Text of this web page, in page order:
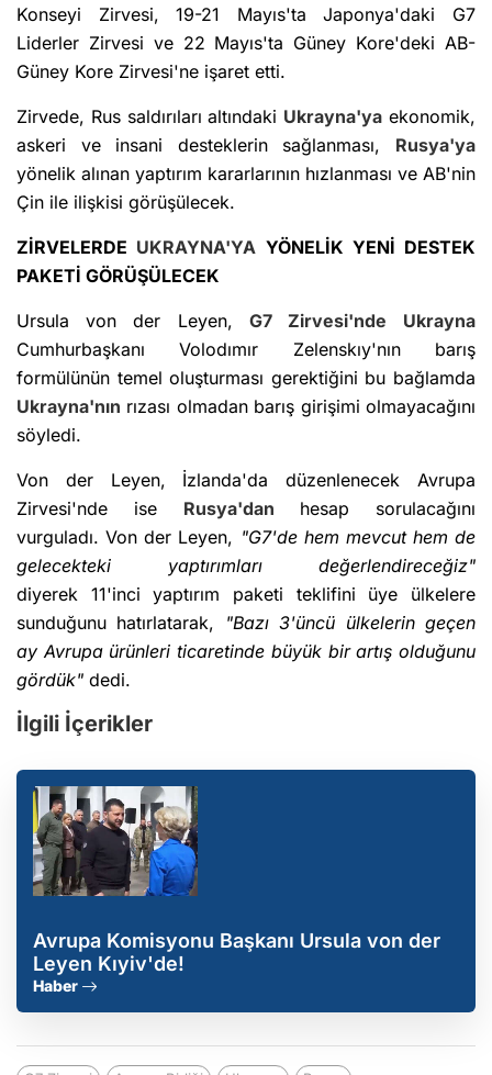
Konseyi Zirvesi, 19-21 Mayıs'ta Japonya'daki G7
Liderler Zirvesi ve 22 Mayıs'ta Güney Kore'deki AB-
Güney Kore Zirvesi'ne işaret etti.
Zirvede, Rus saldırıları altındaki Ukrayna'ya ekonomik,
askeri ve insani desteklerin sağlanması, Rusya'ya
yönelik alınan yaptırım kararlarının hızlanması ve AB'nin
Çin ile ilişkisi görüşülecek.
ZİRVELERDE UKRAYNA'YA YÖNELİK YENİ DESTEK
PAKETİ GÖRÜŞÜLECEK
Ursula von der Leyen, G7 Zirvesi'nde
Ukrayna
Cumhurbaşkanı Volodımır Zelenskıy'nın barış
formülünün temel oluşturması gerektiğini bu bağlamda
Ukrayna'nın rızası olmadan barış girişimi olmayacağını
söyledi.
Von der Leyen, İzlanda'da düzenlenecek Avrupa
Zirvesi'nde ise Rusya'dan hesap sorulacağını
vurguladı. Von der Leyen, "G7'de hem mevcut hem de
gelecekteki yaptırımları değerlendireceğiz"
diyerek 11'inci yaptırım paketi teklifini üye ülkelere
sunduğunu hatırlatarak,
"Bazı 3'üncü ülkelerin geçen
ay Avrupa ürünleri ticaretinde büyük bir artış olduğunu
gördük" dedi.
İlgili İçerikler
Avrupa Komisyonu Başkanı Ursula von der
Leyen Kıyiv'de!
Haber